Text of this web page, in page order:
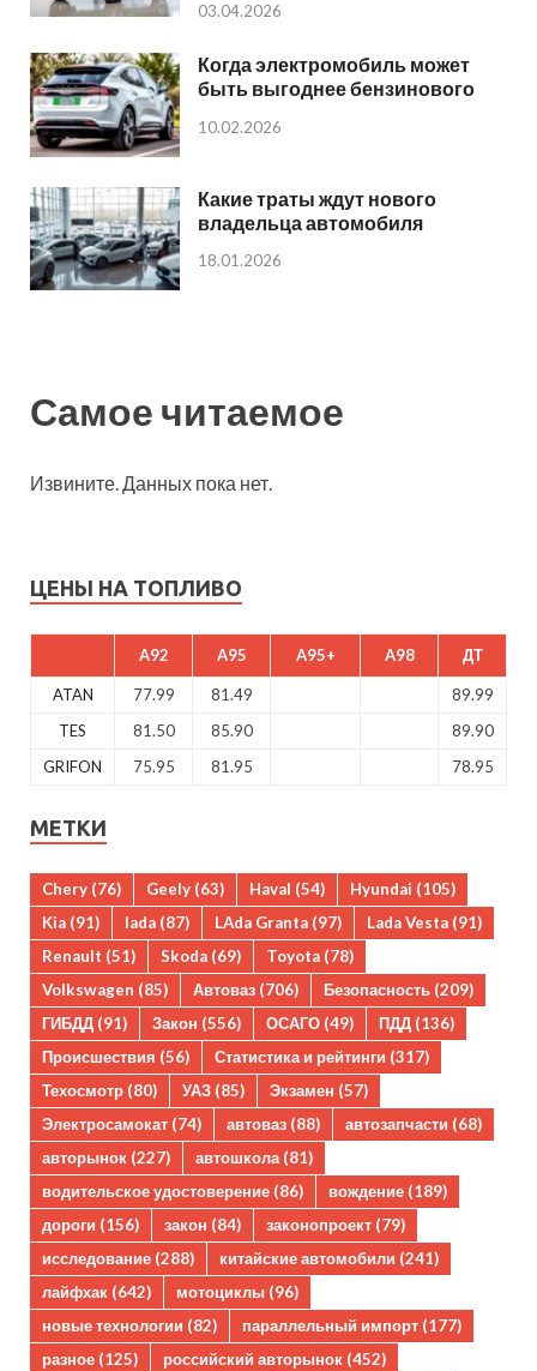
03.04.2026
Когда электромобиль может
быть выгоднее бензинового
10.02.2026
Какие траты ждут нового
владельца автомобиля
18.01.2026
Самое читаемое
Извините. Данных пока нет.
ЦЕНЫ НА ТОПЛИВО
A92 A95 A95+ A98 ДТ
ATAN 77.99 81.49
89.99
TES
81.50 85.90
89.90
GRIFON
75.95 81.95 78.95
МЕТКИ
Chery (76) Geely (63) Haval (54) Hyundai (105)
Kia (91) lada (87) LAda Granta (97) Lada Vesta (91)
Renault (51) Skoda (69) Toyota (78)
Volkswagen (85) Автоваз (706) Безопасность (209)
ГИБДД (91) Закон (556) ОСАГО (49) ПДД (136)
Происшествия (56) Статистика и рейтинги (317)
Техосмотр (80) УАЗ (85) Экзамен (57)
Электросамокат (74) автоваз (88) автозапчасти (68)
авторынок (227) автошкола(81)
водительское удостоверение (86) вождение (189)
дороги (156) закон (84) законопроект (79)
исследование (288) китайские автомобили (241)
лайфхак (642) мотоциклы (96)
новые технологии (82) параллельный импорт (177)
разное (125) российский авторынок (452)